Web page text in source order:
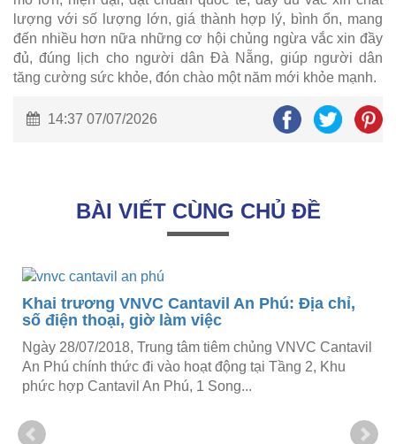
lượng với số lượng lớn, giá thành hợp lý, bình ổn, mang
đến nhiều hơn nữa những cơ hội chủng ngừa vắc xin đầy
đủ, đúng lịch cho người dân Đà Nẵng, giúp người dân
tăng cường sức khỏe, đón chào một năm mới khỏe mạnh.
14:37 07/07/2026
BÀI VIẾT CÙNG CHỦ ĐỀ
Khai trương VNVC Cantavil An Phú: Địa chỉ,
số điện thoại, giờ làm việc
Ngày 28/07/2018, Trung tâm tiêm chủng VNVC Cantavil
An Phú chính thức đi vào hoạt động tại Tầng 2, Khu
phức hợp Cantavil An Phú, 1 Song...